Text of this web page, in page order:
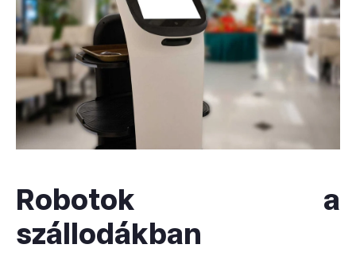
Robotok a
szállodákban